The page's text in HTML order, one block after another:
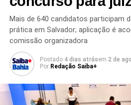
expansão também contribui para
economia regional,
ampliando as oportunidades de
A chegada dos Supermercados
oferta de produtos para
reunindo em um único espaço
grande volume e também para o
das famílias.
Mais de 640 candidatos participam
prática em Salvador; aplicação é
comissão organizadora
Postado 4 dias atrásem 2 de
Por Redação Saiba+